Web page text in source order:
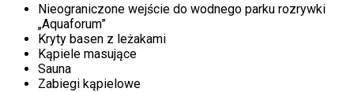
Nieograniczone wejście do wodnego parku rozrywki
„Aquaforum”
Kryty basen z leżakami
Kąpiele masujące
Sauna
Zabiegi kąpielowe